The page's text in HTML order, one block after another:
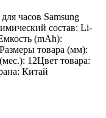
часов Samsung
состав: Li-
(mAh):
товара (мм):
12Цвет товара:
Китай